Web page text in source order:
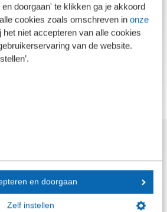
en doorgaan' te klikken ga je akkoord
cookies zoals omschreven in onze
het niet accepteren van alle cookies
van de website.
en doorgaan
Zelf instellen
3810N ESG-opdrachten